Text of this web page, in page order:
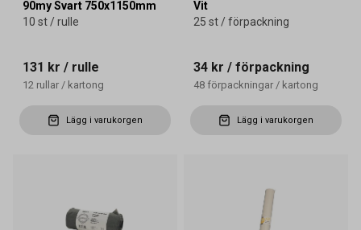
90my Svart 750x1150mm
10 st / rulle
131 kr / rulle
12 rullar / kartong
Lägg i varukorgen
Vit
25 st / förpackning
34 kr / förpackning
48 förpackningar / kartong
Lägg i varukorgen